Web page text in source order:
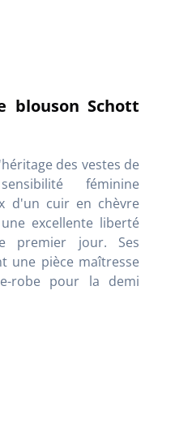
blouson Schott
des vestes de
féminine
d'un cuir en chèvre
excellente liberté
premier jour. Ses
une pièce maîtresse
robe pour la demi